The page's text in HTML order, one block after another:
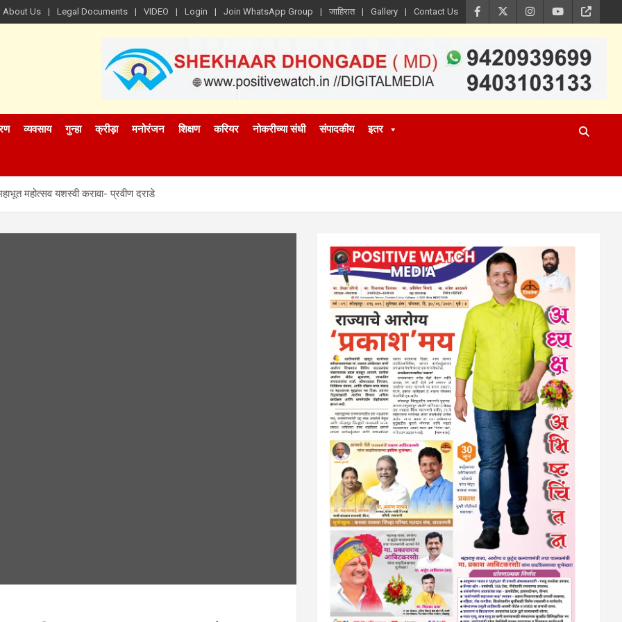
About Us Legal Documents VIDEO Login Join WhatsApp Group जाहिरात Gallery Contact Us
व्यवसाय गुन्हा क्रीड़ा मनोरंजन शिक्षण करियर नोकरीच्या संधी संपादकीय इतर
महोत्सव यशस्वी करावा- प्रवीण दराडे